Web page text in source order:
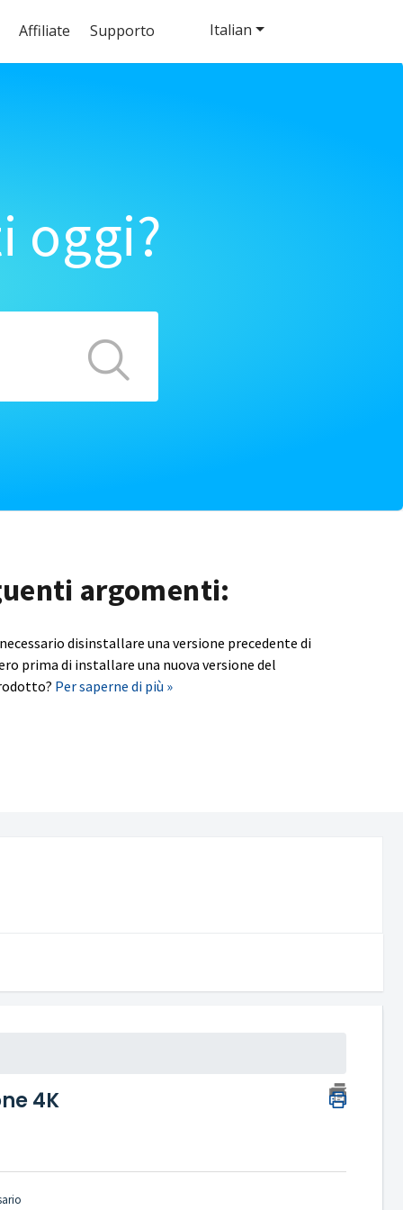
Affiliate Supporto
oggi?
argomenti:
disinstallare una versione precedente di
prima di installare una nuova versione del
Per saperne di più »
Italian
4K